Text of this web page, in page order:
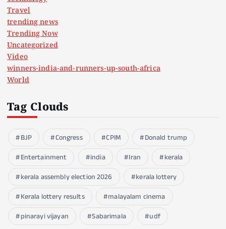
Travel
trending news
Trending Now
Uncategorized
Video
winners-india-and-runners-up-south-africa
World
Tag Clouds
BJP Congress CPIM
Donald trump
Entertainment
india Iran
kerala
kerala assembly election 2026
kerala lottery
Kerala lottery results
malayalam cinema
pinarayi vijayan
Sabarimala udf